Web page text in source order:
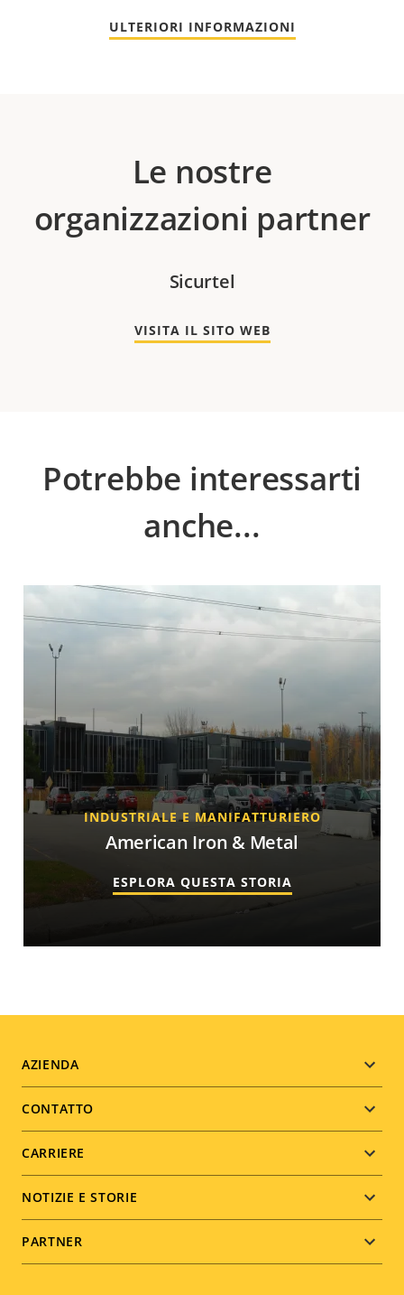
ULTERIORI INFORMAZIONI
Le nostre
organizzazioni partner
Sicurtel
VISITA IL SITO WEB
Potrebbe interessarti
anche...
INDUSTRIALE E MANIFATTURIERO
American Iron & Metal
ESPLORA QUESTA STORIA
Footer
menu
AZIENDA
CONTATTO
CARRIERE
NOTIZIE E STORIE
PARTNER